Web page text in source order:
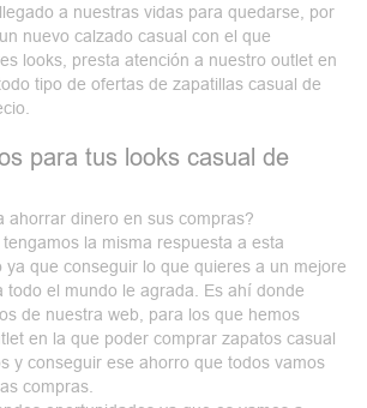
a nuestras vidas para quedarse, por
nuevo calzado casual con el que
looks, presta atención a nuestro outlet en
tipo de ofertas dezapatillas casual de
para tus looks casual de
ahorrar dinero en sus compras?
la misma respuesta a esta
ya que conseguir lo que quieres a un mejore
todo el mundo le agrada. Es ahí donde
de nuestra web, para los que hemos
en la que poder comprar zapatos casual
y conseguir ese ahorro que todos vamos
compras.